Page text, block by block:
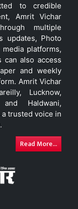
to credible
Amrit Vichar
multiple
updates, Photo
media platforms,
can also access
and weekly
Amrit Vichar
Lucknow,
and Haldwani,
trusted voice in
Read More...